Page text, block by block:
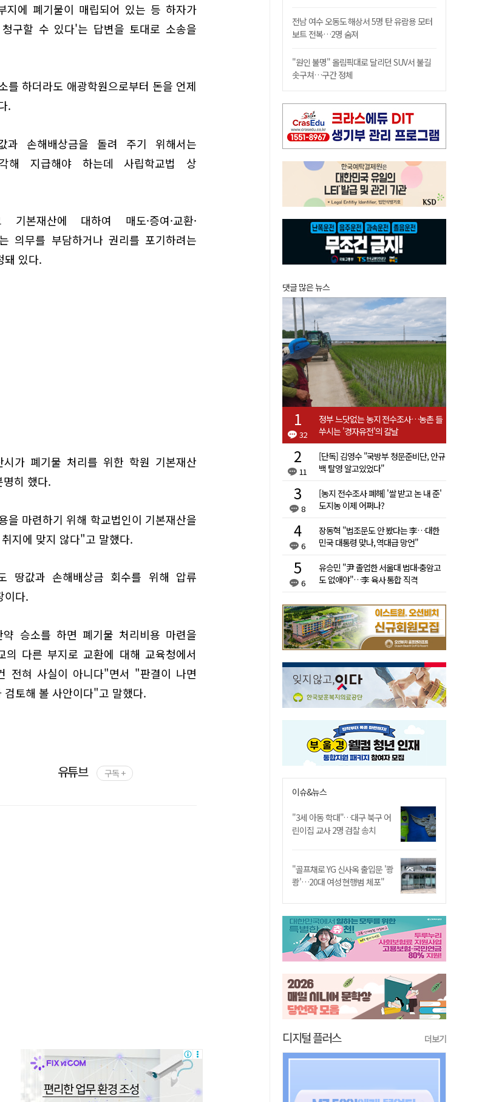
에 폐기물이 매립되어 있는 등 하자가
구할 수 있다'는 답변을 토대로 소송을
를 하더라도 애광학원으로부터 돈을 언제
.
손해배상금을 돌려 주기 위해서는
해 지급해야 하는데 사립학교법 상
본재산에 대하여 매도·증여·교환·
의무를 부담하거나 권리를 포기하려는
돼 있다.
가 폐기물 처리를 위한 학원 기본재산
히 했다.
마련하기 위해 학교법인이 기본재산을
지에 맞지 않다"고 말했다.
땅값과 손해배상금 회수를 위해 압류
이다.
승소를 하면 폐기물 처리비용 마련을
다른 부지로 교환에 대해 교육청에서
전혀 사실이 아니다"면서 "판결이 나면
토해 볼 사안이다"고 말했다.
유튜브 구독 +
전남 여수 오동도 해상서 5명 탄 유람용 모터
보트 전복…2명 숨져
"원인 불명" 올림픽대로 달리던 SUV서 불길
솟구쳐…구간 정체
댓글 많은 뉴스
32
정부 느닷없는 농지 전수조사…농촌 들
쑤시는 '경자유전'의 칼날
11
[단독] 김영수 "국방부 청문준비단, 안규
백 탈영 알고있었다"
8
[농지 전수조사 폐해] '쌀 받고 논 내 준'
도지농 이제 어쩌나?
6
장동혁 "법조문도 안 봤다는 李…대한
민국 대통령 맞나, 역대급 망언"
6
유승민 "尹 졸업한 서울대 법대·충암고
도 없애야"…李 육사 통합 직격
이슈&뉴스
"3세 아동 학대"…대구 북구 어
린이집 교사 2명 검찰 송치
"골프채로 YG 신사옥 출입문 '쾅
쾅'…20대 여성 현행범 체포"
디지털 플러스 더보기